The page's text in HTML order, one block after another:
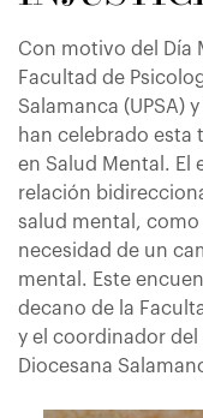
Con motivo del Día
Facultad de
Salamanca (UPSA)
han celebrado esta
en Salud Mental. El
relación
salud mental, como
necesidad de un
mental. Este
decano de la
y el coordinador del
Diocesana